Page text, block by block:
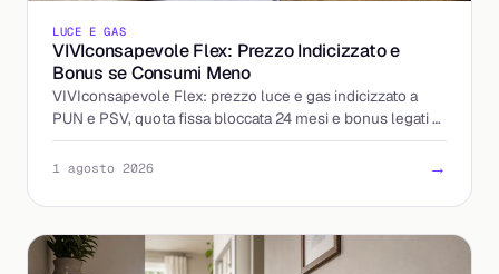
LUCE E GAS
VIVIconsapevole Flex: Prezzo Indicizzato e
Bonus se Consumi Meno
VIVIconsapevole Flex: prezzo luce e gas indicizzato a
PUN e PSV, quota fissa bloccata 24 mesi e bonus legati al
calo dei consumi. Come funziona e cosa controllare.
1 agosto 2026 →